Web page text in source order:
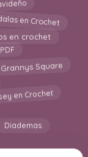
en Crochet
en crochet
Grannys Square
en Crochet
Diademas